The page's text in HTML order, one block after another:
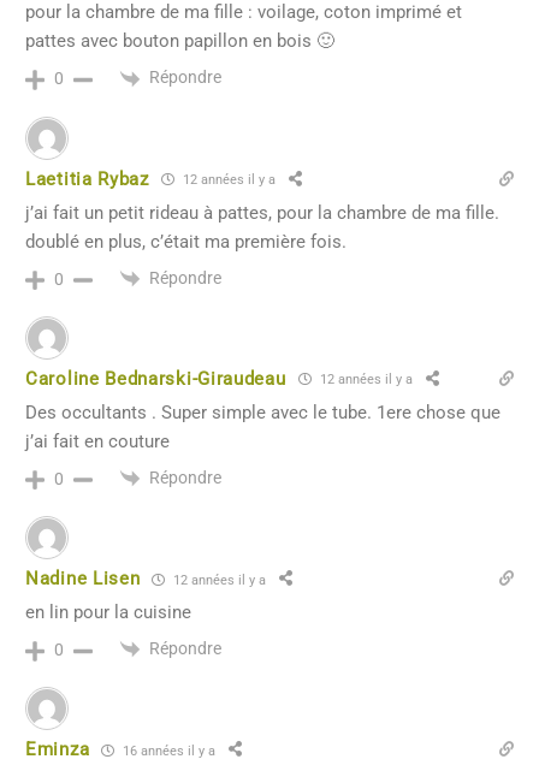
pour la chambre de ma fille : voilage, coton imprimé et
pattes avec bouton papillon en bois 🙂
0 Répondre
Laetitia Rybaz 12 années il y a
j’ai fait un petit rideau à pattes, pour la chambre de ma fille.
doublé en plus, c’était ma première fois.
0 Répondre
Caroline Bednarski-Giraudeau 12 années il y a
Des occultants . Super simple avec le tube. 1ere chose que
j’ai fait en couture
0 Répondre
Nadine Lisen 12 années il y a
en lin pour la cuisine
0 Répondre
Eminza 16 années il y a